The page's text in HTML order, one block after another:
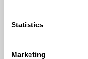
Statistics
Marketing